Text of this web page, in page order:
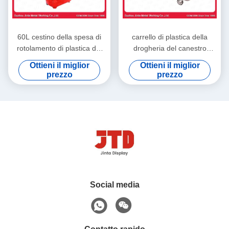
60L cestino della spesa di
rotolamento di plastica del
cestino della spesa HDPP
sulle ruote con la maniglia di
tirata
Ottieni il miglior
prezzo
carrello di plastica della
drogheria del canestro
ISO9001 del carrello 180L
con le ruote
Ottieni il miglior
prezzo
Social media